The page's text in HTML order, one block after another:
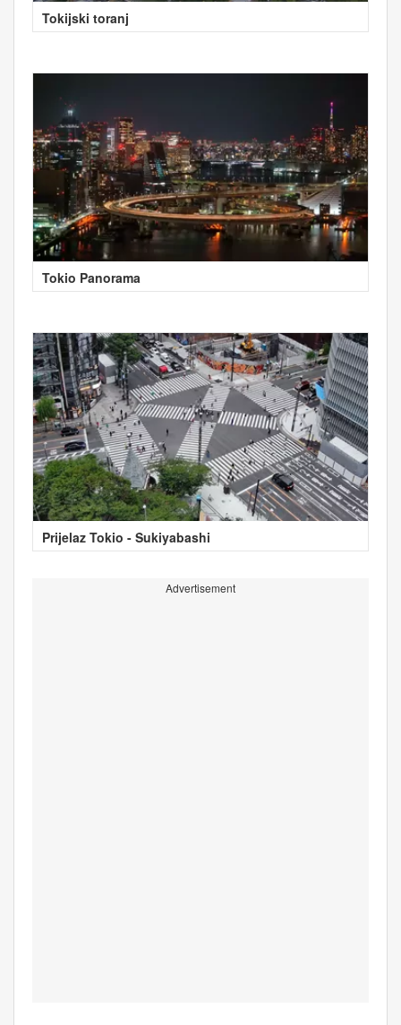
Tokijski toranj
Tokio Panorama
Prijelaz Tokio - Sukiyabashi
Advertisement